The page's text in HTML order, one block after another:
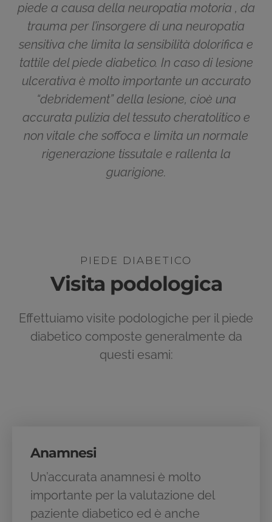
piede a causa della neuropatia motoria , da
trauma per l’insorgere di una neuropatia
sensitiva che limita la sensibilità dolorifica e
tattile del piede diabetico. In caso di lesione
ulcerativa è molto importante un accurato
“debridement” della lesione, cioè una
accurata pulizia del tessuto cheratolitico e
non vitale che soffoca e limita un normale
rigenerazione tissutale e rallenta la
guarigione.
PIEDE DIABETICO
Visita podologica
Effettuiamo visite podologiche per il piede
diabetico composte generalmente da
questi esami:
Anamnesi
Un’accurata anamnesi è molto
importante per la valutazione del
paziente diabetico ed è anche